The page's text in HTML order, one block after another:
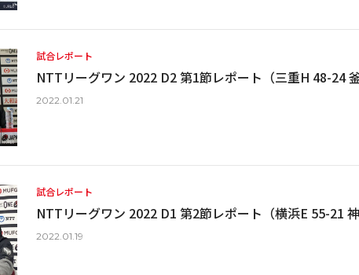
試合レポート
NTTリーグワン 2022 D2 第1節レポート（三重H 48-24 釜
2022.01.21
試合レポート
NTTリーグワン 2022 D1 第2節レポート（横浜E 55-21 神
2022.01.19